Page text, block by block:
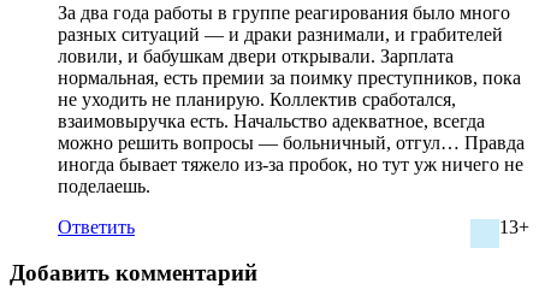
За два года работы в группе реагирования было много
разных ситуаций — и драки разнимали, и грабителей
ловили, и бабушкам двери открывали. Зарплата
нормальная, есть премии за поимку преступников, пока
не уходить не планирую. Коллектив сработался,
взаимовыручка есть. Начальство адекватное, всегда
можно решить вопросы — больничный, отгул… Правда
иногда бывает тяжело из-за пробок, но тут уж ничего не
поделаешь.
13+
Ответить
Добавить комментарий